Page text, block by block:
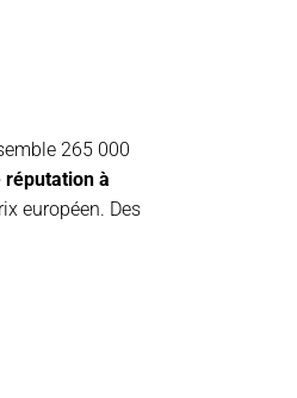
265 000
réputation à
européen. Des